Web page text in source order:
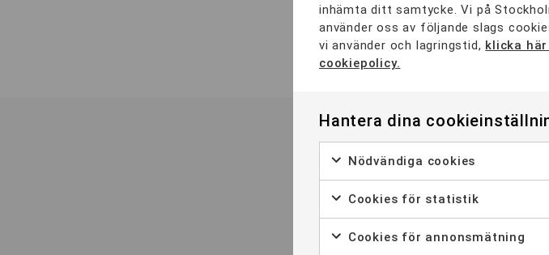
Våra
Distans 3 Göteborg
KATEGORI
inhämta ditt samtycke. Vi på
använder oss av följande slags
vi använder och lagringstid, klicka
cookiepolicy.
Hantera dina
Nödvändiga cookies
Cookies för statistik
Cookies för annonsmätning